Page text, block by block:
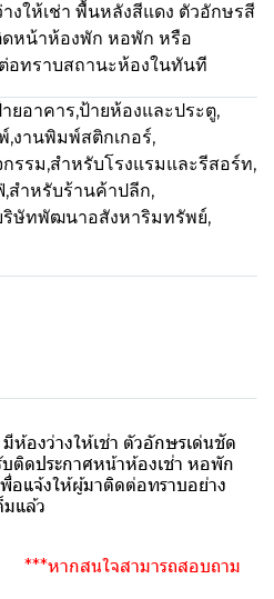
งให้เช่า พื้นหลังสีแดง ตัวอักษรสี
ดหน้าห้องพัก หอพัก หรือ
อทราบสถานะห้องในทันที
ยอาคาร,ป้ายห้องและประตู,
,งานพิมพ์สติกเกอร์,
รรม,สำหรับโรงแรมและรีสอร์ท,
,สำหรับร้านค้าปลีก,
ริษัทพัฒนาอสังหาริมทรัพย์,
ห้องว่างให้เช่า ตัวอักษรเด่นชัด
ติดประกาศหน้าห้องเช่า หอพัก
อแจ้งให้ผู้มาติดต่อทราบอย่าง
มแล้ว
ามารถสอบถาม